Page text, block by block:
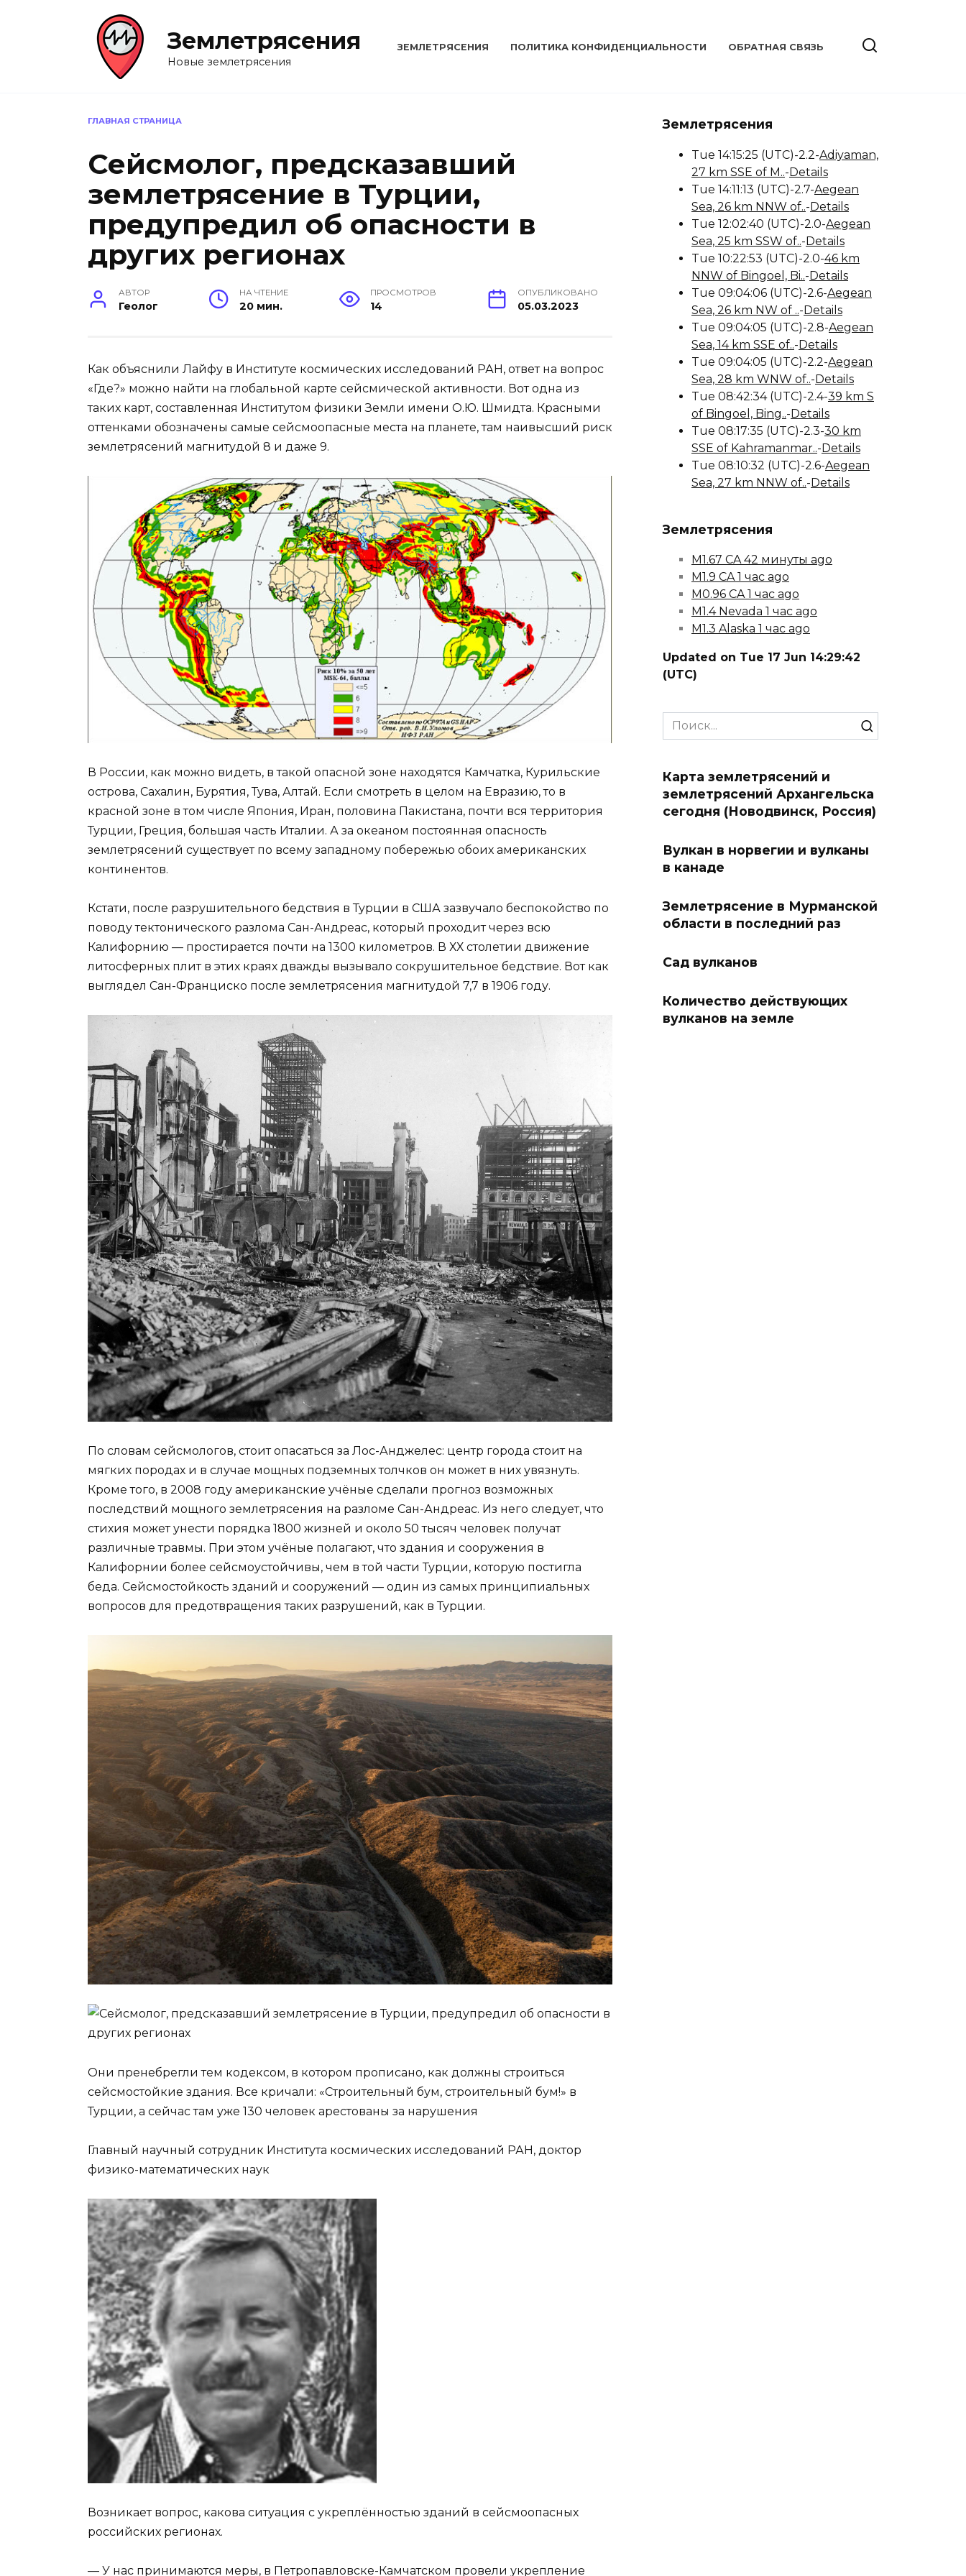
Землетрясения
Новые землетрясения
ЗЕМЛЕТРЯСЕНИЯ ПОЛИТИКА КОНФИДЕНЦИАЛЬНОСТИ ОБРАТНАЯ СВЯЗЬ
ГЛАВНАЯ СТРАНИЦА
Сейсмолог, предсказавший
землетрясение в Турции,
предупредил об опасности в
других регионах
АВТОР
Геолог
НА ЧТЕНИЕ
20 мин.
ПРОСМОТРОВ
14
ОПУБЛИКОВАНО
05.03.2023
Как объяснили Лайфу в Институте космических исследований РАН, ответ на вопрос
«Где?» можно найти на глобальной карте сейсмической активности. Вот одна из
таких карт, составленная Институтом физики Земли имени О.Ю. Шмидта. Красными
оттенками обозначены самые сейсмоопасные места на планете, там наивысший риск
землетрясений магнитудой 8 и даже 9.
В России, как можно видеть, в такой опасной зоне находятся Камчатка, Курильские
острова, Сахалин, Бурятия, Тува, Алтай. Если смотреть в целом на Евразию, то в
красной зоне в том числе Япония, Иран, половина Пакистана, почти вся территория
Турции, Греция, большая часть Италии. А за океаном постоянная опасность
землетрясений существует по всему западному побережью обоих американских
континентов.
Кстати, после разрушительного бедствия в Турции в США зазвучало беспокойство по
поводу тектонического разлома Сан-Андреас, который проходит через всю
Калифорнию — простирается почти на 1300 километров. В ХХ столетии движение
литосферных плит в этих краях дважды вызывало сокрушительное бедствие. Вот как
выглядел Сан-Франциско после землетрясения магнитудой 7,7 в 1906 году.
По словам сейсмологов, стоит опасаться за Лос-Анджелес: центр города стоит на
мягких породах и в случае мощных подземных толчков он может в них увязнуть.
Кроме того, в 2008 году американские учёные сделали прогноз возможных
последствий мощного землетрясения на разломе Сан-Андреас. Из него следует, что
стихия может унести порядка 1800 жизней и около 50 тысяч человек получат
различные травмы. При этом учёные полагают, что здания и сооружения в
Калифорнии более сейсмоустойчивы, чем в той части Турции, которую постигла
беда. Сейсмостойкость зданий и сооружений — один из самых принципиальных
вопросов для предотвращения таких разрушений, как в Турции.
Они пренебрегли тем кодексом, в котором прописано, как должны строиться
сейсмостойкие здания. Все кричали: «Строительный бум, строительный бум!» в
Турции, а сейчас там уже 130 человек арестованы за нарушения
Главный научный сотрудник Института космических исследований РАН, доктор
физико-математических наук
Возникает вопрос, какова ситуация с укреплённостью зданий в сейсмоопасных
российских регионах.
— У нас принимаются меры, в Петропавловске-Камчатском провели укрепление
Землетрясения
Tue 14:15:25 (UTC)-2.2-Adiyaman,
27 km SSE of M..-Details
Tue 14:11:13 (UTC)-2.7-Aegean
Sea, 26 km NNW of..-Details
Tue 12:02:40 (UTC)-2.0-Aegean
Sea, 25 km SSW of..-Details
Tue 10:22:53 (UTC)-2.0-46 km
NNW of Bingoel, Bi..-Details
Tue 09:04:06 (UTC)-2.6-Aegean
Sea, 26 km NW of ..-Details
Tue 09:04:05 (UTC)-2.8-Aegean
Sea, 14 km SSE of..-Details
Tue 09:04:05 (UTC)-2.2-Aegean
Sea, 28 km WNW of..-Details
Tue 08:42:34 (UTC)-2.4-39 km S
of Bingoel, Bing..-Details
Tue 08:17:35 (UTC)-2.3-30 km
SSE of Kahramanmar..-Details
Tue 08:10:32 (UTC)-2.6-Aegean
Sea, 27 km NNW of..-Details
Землетрясения
M1.67 CA 42 минуты ago
M1.9 CA 1 час ago
M0.96 CA 1 час ago
M1.4 Nevada 1 час ago
M1.3 Alaska 1 час ago
Updated on Tue 17 Jun 14:29:42
(UTC)
Search
for:
Карта землетрясений и
землетрясений Архангельска
сегодня (Новодвинск, Россия)
Вулкан в норвегии и вулканы
в канаде
Землетрясение в Мурманской
области в последний раз
Сад вулканов
Количество действующих
вулканов на земле